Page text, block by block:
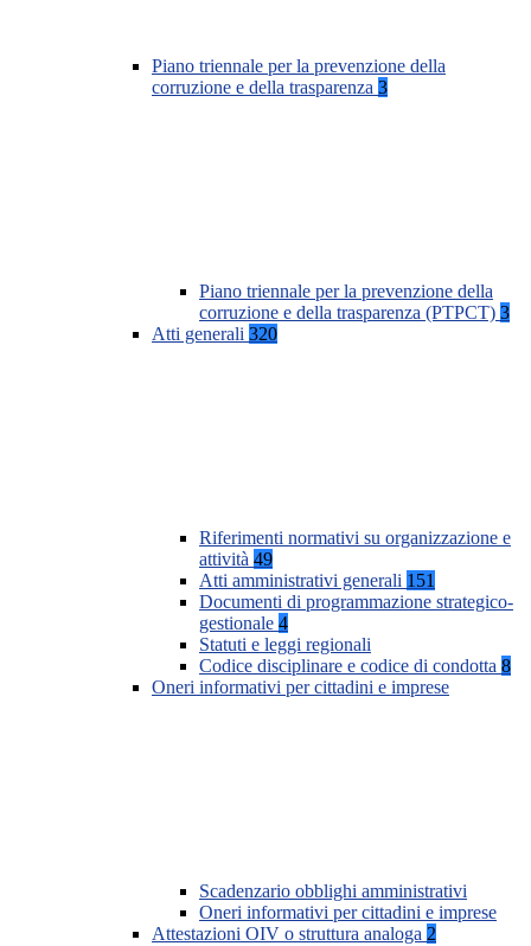
Piano triennale per la prevenzione della
corruzione e della trasparenza 3
Piano triennale per la prevenzione della
corruzione e della trasparenza (PTPCT) 3
Atti generali 320
Riferimenti normativi su organizzazione e
attività 49
Atti amministrativi generali 151
Documenti di programmazione strategico-
gestionale 4
Statuti e leggi regionali
Codice disciplinare e codice di condotta 8
Oneri informativi per cittadini e imprese
Scadenzario obblighi amministrativi
Oneri informativi per cittadini e imprese
Attestazioni OIV o struttura analoga 2